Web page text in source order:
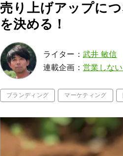
売り上げアップに
を決める！
ライター：武井 敏信
連載企画：営業しな
ブランディング マーケティング